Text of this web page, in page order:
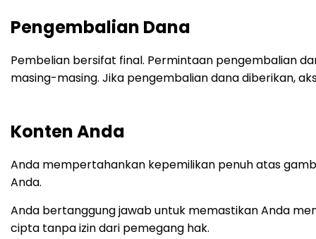
Pengembalian Dana
Pembelian bersifat final. Permintaan pengembalian
masing-masing. Jika pengembalian dana diberikan,
Konten Anda
Anda mempertahankan kepemilikan penuh atas
Anda.
Anda bertanggung jawab untuk memastikan Anda
cipta tanpa izin dari pemegang hak.